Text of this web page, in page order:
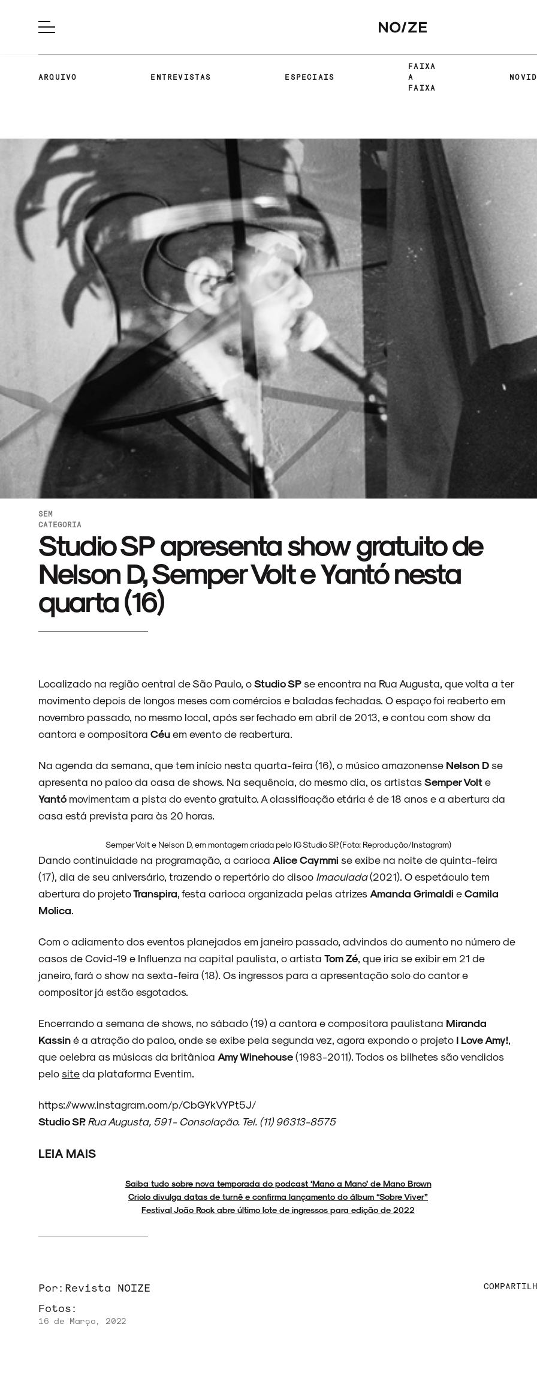
ARQUIVO
ESPECIAIS
FAIXA A FAIXA
NOVIDADES
ARQUIVO ENTREVISTAS ESPECIAIS
FAIXA
A
FAIXA
SEM
CATEGORIA
Studio SP apresenta show gratuito de
Nelson D, Semper Volt e Yantó nesta
quarta (16)
Localizado na região central de São Paulo, oStudio SPse encontra na Rua Augusta, que volta a ter
movimento depois de longos meses com comércios e baladas fechadas. O espaço foi reaberto em
novembro passado, no mesmo local, após ser fechado em abril de 2013, e contou com show da
cantora e compositora Céuem evento de reabertura.
Na agenda da semana, que tem início nesta quarta-feira (16), o músico amazonense Nelson Dse
apresenta no palco da casa de shows. Na sequência, do mesmo dia, os artistasSemper Volte
Yantó movimentam a pista do evento gratuito. A classificação etária é de 18 anos e a abertura da
casa está prevista para às 20 horas.
Semper Volt e Nelson D, em montagem criada pelo IG Studio SP. (Foto: Reprodução/Instagram)
Dando continuidade na programação, a carioca Alice Caymmi se exibe na noite de quinta-feira
(17), dia de seu aniversário, trazendo o repertório do disco Imaculada(2021). O espetáculo tem
abertura do projetoTranspira , festa carioca organizada pelas atrizes Amanda Grimaldi eCamila
Molica
Com o adiamento dos eventos planejados em janeiro passado, advindos do aumento no número de
casos de Covid-19 e Influenza na capital paulista, o artista Tom Zé , que iria se exibir em 21 de
janeiro, fará o show na sexta-feira (18). Os ingressos para a apresentação solo do cantor e
compositor já estão esgotados.
Encerrando a semana de shows, no sábado (19) a cantora e compositora paulistana Miranda
Kassiné a atração do palco, onde se exibe pela segunda vez, agora expondo o projeto I Love Amy!
que celebra as músicas da britânica Amy Winehouse(1983-2011). Todos os bilhetes são vendidos
pelositeda plataforma Eventim.
https://www.instagram.com/p/CbGYkVYPt5J/
Studio SP. Rua Augusta, 591 - Consolação. Tel. (11) 96313-8575
LEIA MAIS
Saiba tudo sobre nova temporada do podcast ‘Mano a Mano’ de Mano Brown
Criolo divulga datas de turnê e confirma lançamento do álbum “Sobre Viver”
Festival João Rock abre último lote de ingressos para edição de 2022
Por: Revista NOIZE
Fotos:
16 de Março, 2022